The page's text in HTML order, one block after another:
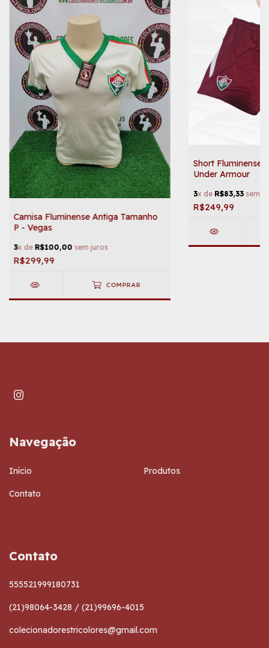
Camisa Fluminense Antiga Tamanho
P - Vegas
3x de R$100,00 sem juros
R$299,99
COMPRAR
Short Fluminense
Under Armour
3x de R$83,33sem
R$249,99
Navegação
Início Produtos
Contato
Contato
555521999180731
(21)98064-3428 / (21)99696-4015
colecionadorestricolores@gmail.com